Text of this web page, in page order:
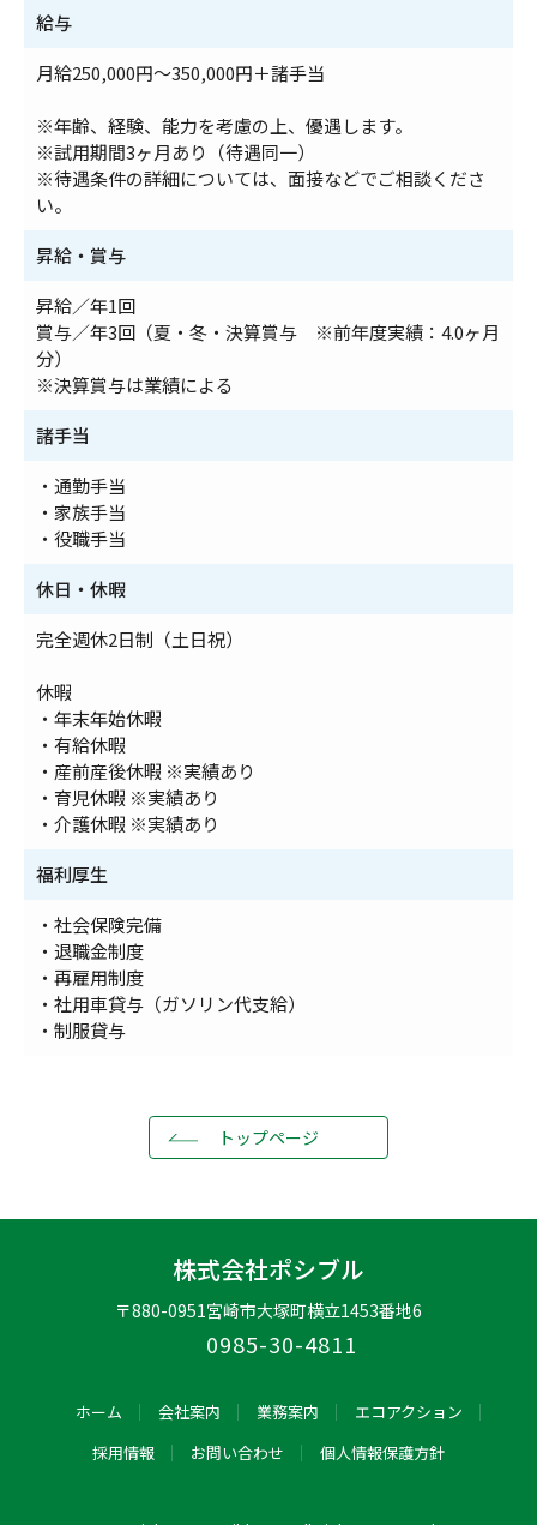
給与
月給250,000円～350,000円＋諸手当
※年齢、経験、能力を考慮の上、優遇します。
※試用期間3ヶ月あり（待遇同一）
※待遇条件の詳細については、面接などでご相談くださ
い。
昇給・賞与
昇給／年1回
賞与／年3回（夏・冬・決算賞与 ※前年度実績：4.0ヶ月
分）
※決算賞与は業績による
諸手当
・通勤手当
・家族手当
・役職手当
休日・休暇
完全週休2日制（土日祝）
休暇
・年末年始休暇
・有給休暇
・産前産後休暇 ※実績あり
・育児休暇 ※実績あり
・介護休暇 ※実績あり
福利厚生
・社会保険完備
・退職金制度
・再雇用制度
・社用車貸与（ガソリン代支給）
・制服貸与
トップページ
株式会社ポシブル
〒880-0951宮崎市大塚町横立1453番地6
0985-30-4811
ホーム 会社案内 業務案内
エコアクション
採用情報
お問い合わせ 個人情報保護方針